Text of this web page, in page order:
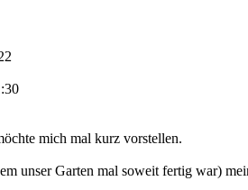
mich mal kurz vorstellen.
unser Garten mal soweit fertig war)